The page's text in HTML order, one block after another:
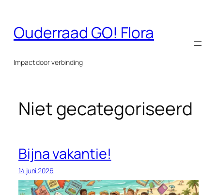
Ouderraad GO! Flora
Impact door verbinding
Niet gecategoriseerd
Bijna vakantie!
14 juni 2026